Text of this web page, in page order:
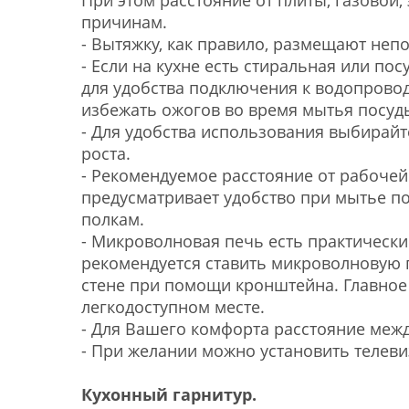
причинам.
- Вытяжку, как правило, размещают
- Если на кухне есть стиральная или
для удобства подключения к
избежать ожогов во время мытья
- Для удобства использования
роста.
- Рекомендуемое расстояние от
предусматривает удобство при мытье
полкам.
- Микроволновая печь есть
рекомендуется ставить
стене при помощи кронштейна.
легкодоступном месте.
- Для Вашего комфорта расстояние
- При желании можно установить
Кухонный гарнитур.